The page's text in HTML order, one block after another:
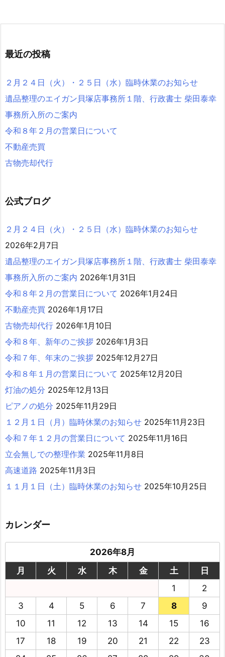
最近の投稿
２月２４日（火）・２５日（水）臨時休業のお知らせ
遺品整理のエイガン貝塚店事務所１階、行政書士 柴田泰幸
事務所入所のご案内
令和８年２月の営業日について
不動産売買
古物売却代行
公式ブログ
２月２４日（火）・２５日（水）臨時休業のお知らせ
2026年2月7日
遺品整理のエイガン貝塚店事務所１階、行政書士 柴田泰幸
事務所入所のご案内 2026年1月31日
令和８年２月の営業日について 2026年1月24日
不動産売買 2026年1月17日
古物売却代行 2026年1月10日
令和８年、新年のご挨拶 2026年1月3日
令和７年、年末のご挨拶 2025年12月27日
令和８年１月の営業日について 2025年12月20日
灯油の処分 2025年12月13日
ピアノの処分 2025年11月29日
１２月１日（月）臨時休業のお知らせ 2025年11月23日
令和７年１２月の営業日について 2025年11月16日
立会無しでの整理作業 2025年11月8日
高速道路 2025年11月3日
１１月１日（土）臨時休業のお知らせ 2025年10月25日
カレンダー
2026年8月
月
火 水 木 金 土
日
1
2
3
4 5 6 7 8
9
10
11 12 13 14 15
16
17
18 19 20 21 22
23